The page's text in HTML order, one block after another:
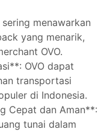
menawarkan
yang menarik,
OVO.
OVO dapat
transportasi
di Indonesia.
Cepat dan Aman**:
tunai dalam